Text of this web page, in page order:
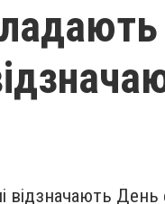
відзначають